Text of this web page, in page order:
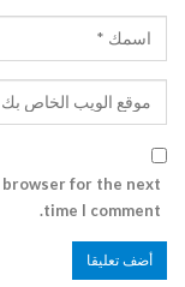
browser for the next
time I comment.